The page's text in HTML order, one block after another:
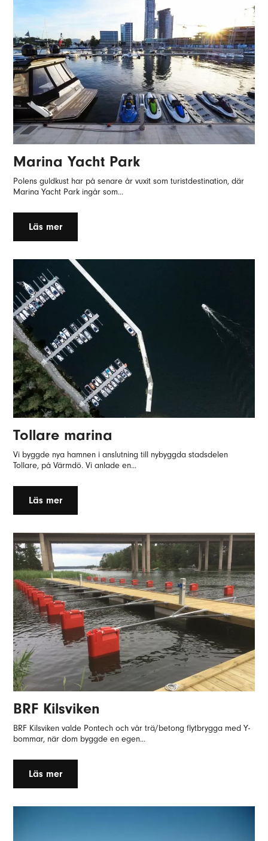
Marina Yacht Park
Polens guldkust har på senare år vuxit som turistdestination, där
Marina Yacht Park ingår som...
Läs mer
Tollare marina
Vi byggde nya hamnen i anslutning till nybyggda stadsdelen
Tollare, på Värmdö. Vi anlade en...
Läs mer
BRF Kilsviken
BRF Kilsviken valde Pontech och vår trä/betong flytbrygga med Y-
bommar, när dom byggde en egen...
Läs mer